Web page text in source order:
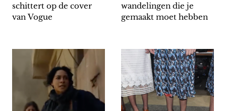
schittert op de cover
van Vogue
wandelingen die je
gemaakt moet hebben